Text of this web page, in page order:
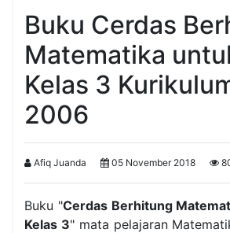
Buku Cerdas
Matematika
Kelas 3
2006
Afiq Juanda 05 November 2018
Buku "Cerdas Berhitung
Kelas 3" mata pelajaran